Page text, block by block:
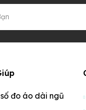
đo áo dài ngũ